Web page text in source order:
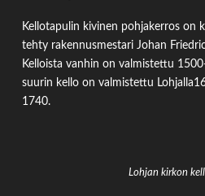
Kellotapulin kivinen pohjakerros on
tehty rakennusmestari Johan
Kelloista vanhin on valmistettu
suurin kello on valmistettu
1740.
Lohjan kirkon